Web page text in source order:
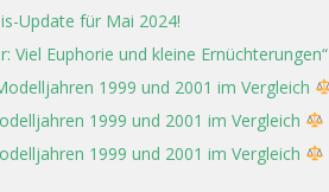
Update für Mai 2024!
Viel Euphorie und kleine Ernüchterungen“
1999 und 2001 im Vergleich
1999 und 2001 im Vergleich
1999 und 2001 im Vergleich